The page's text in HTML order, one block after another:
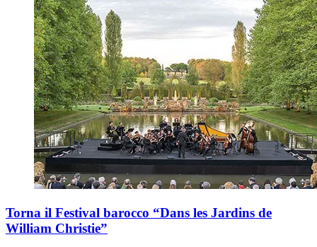
Torna il Festival barocco “Dans les Jardins de
William Christie”